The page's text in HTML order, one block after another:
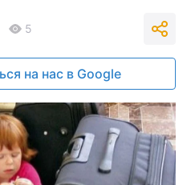
5
на нас в Google